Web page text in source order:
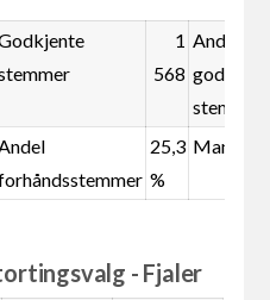
1
568
Andel
stemmer
25,3
%
- Fjaler